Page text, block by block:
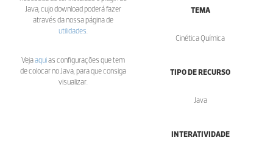
Java, cujo download poderá fazer
através da nossa página de
utilidades
Vejaaquias configurações que tem
de colocar no Java, para que consiga
visualizar.
TEMA
Cinética Química
TIPO DE RECURSO
Java
INTERATIVIDADE